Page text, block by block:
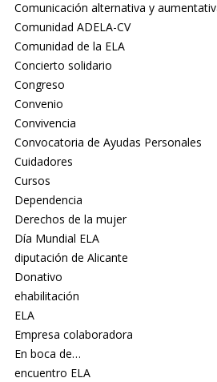
Comunicación alternativa y
Comunidad ADELA-CV
Comunidad de la ELA
Concierto solidario
Congreso
Convenio
Convivencia
Convocatoria de Ayudas Personales
Cuidadores
Cursos
Dependencia
Derechos de la mujer
Día Mundial ELA
diputación de Alicante
Donativo
ehabilitación
ELA
Empresa colaboradora
En boca de…
encuentro ELA